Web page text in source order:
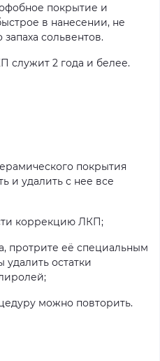
покрытие и
в нанесении, не
сольвентов.
служит 2 года и белее.
покрытия
и удалить с нее все
коррекцию ЛКП;
протрите её специальным
остатки
можно повторить.